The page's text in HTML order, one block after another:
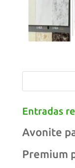
Entradas
Avonite
Premium